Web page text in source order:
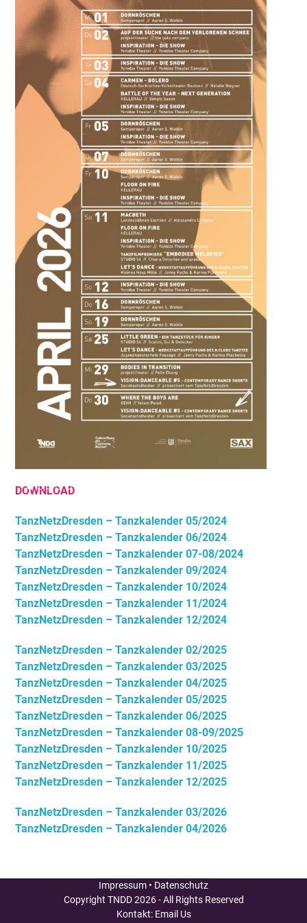
DOWNLOAD
TanzNetzDresden – Tanzkalender 05/2024
TanzNetzDresden – Tanzkalender 06/2024
TanzNetzDresden – Tanzkalender 07-08/2024
TanzNetzDresden – Tanzkalender 09/2024
TanzNetzDresden – Tanzkalender 10/2024
TanzNetzDresden – Tanzkalender 11/2024
TanzNetzDresden – Tanzkalender 12/2024
TanzNetzDresden – Tanzkalender 02/2025
TanzNetzDresden – Tanzkalender 03/2025
TanzNetzDresden – Tanzkalender 04/2025
TanzNetzDresden – Tanzkalender 05/2025
TanzNetzDresden – Tanzkalender 06/2025
TanzNetzDresden – Tanzkalender 08-09/2025
TanzNetzDresden – Tanzkalender 10/2025
TanzNetzDresden – Tanzkalender 11/2025
TanzNetzDresden – Tanzkalender 12/2025
TanzNetzDresden – Tanzkalender 03/2026
TanzNetzDresden – Tanzkalender 04/2026
Impressum • Datenschutz
Copyright TNDD2026 - All Rights Reserved
Kontakt: Email Us